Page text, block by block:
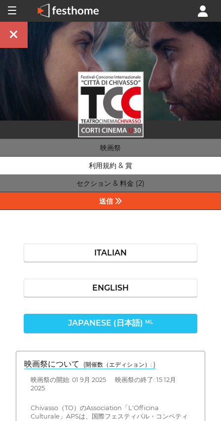
映画祭
利用規約 & 賞
セクション & 料金 (2)
送信
ITALIAN
ENGLISH
JAPANESE (日本語) ML
映画祭について (開催数（エディション）: )
映画祭の開始: 01 9月 2025 映画祭の終了: 15 12月
2025
Chivasso（TO）のAssociation「L'Officina
Culturale」APSは、国際フェスティバル・コンペティ